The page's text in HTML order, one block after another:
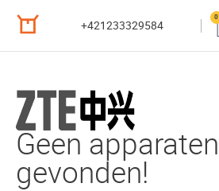
+421233329584
0
Geen apparaten
gevonden!